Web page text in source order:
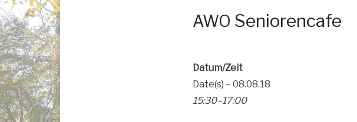
AWO Seniorencafe
Datum/Zeit
Date(s) – 08.08.18
15:30–17:00